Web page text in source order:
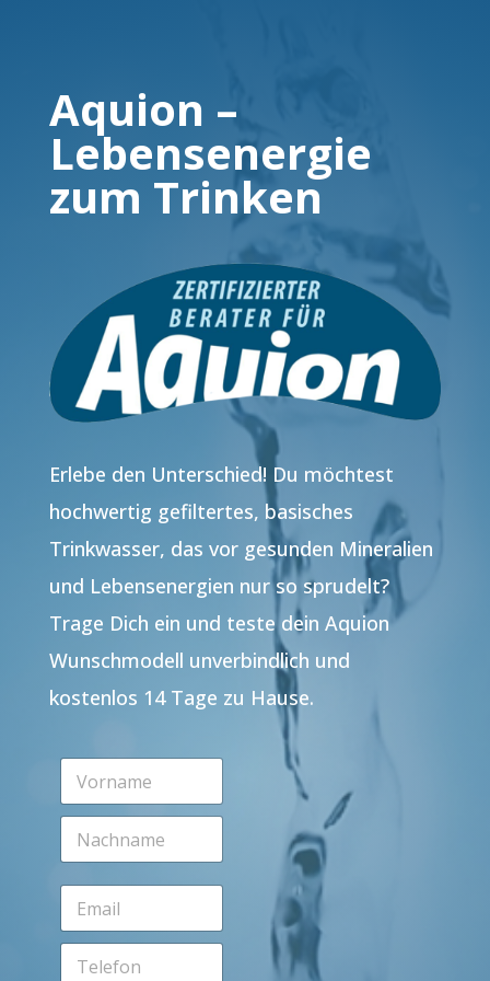
Aquion –
Lebensenergie
zum Trinken
Erlebe den Unterschied! Du möchtest
hochwertig gefiltertes, basisches
Trinkwasser, das vor gesunden Mineralien
und Lebensenergien nur so sprudelt?
Trage Dich ein und teste dein Aquion
Wunschmodell unverbindlich und
kostenlos 14 Tage zu Hause.
V
r
m
e
N
c
h
a
m
E
a
T